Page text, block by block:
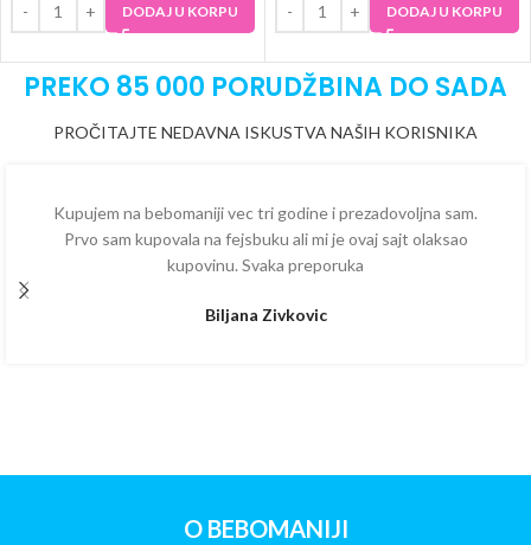
DODAJ U KORPU DODAJ U KORPU
PREKO 85 000 PORUDŽBINA DO SADA
PROČITAJTE NEDAVNA ISKUSTVA NAŠIH KORISNIKA
Kupujem na bebomaniji vec tri godine i prezadovoljna sam.
Prvo sam kupovala na fejsbuku ali mi je ovaj sajt olaksao
kupovinu. Svaka preporuka
Biljana Zivkovic
O BEBOMANIJI